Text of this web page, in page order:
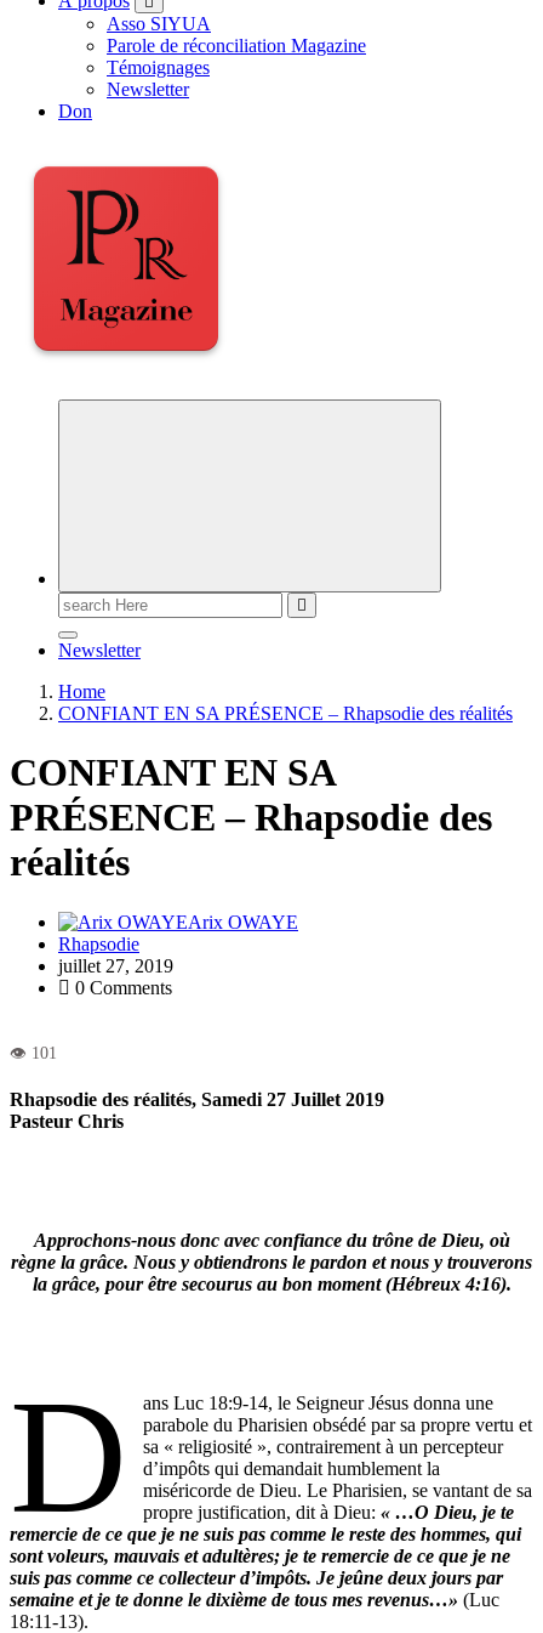
Asso SIYUA
Parole de réconciliation Magazine
Témoignages
Newsletter
Don
Newsletter
Home
CONFIANT EN SA PRÉSENCE – Rhapsodie des réalités
CONFIANT EN SA
PRÉSENCE – Rhapsodie des
réalités
Arix OWAYE
Rhapsodie
juillet 27, 2019
0 Comments
Rhapsodie des réalités, Samedi 27 Juillet 2019
Pasteur Chris
Approchons-nous donc avec confiance du trône de Dieu, où
règne la grâce. Nous y obtiendrons le pardon et nous y trouverons
la grâce, pour être secourus au bon moment (Hébreux 4:16).
D
ans Luc 18:9-14, le Seigneur Jésus donna une
parabole du Pharisien obsédé par sa propre vertu et
sa « religiosité », contrairement à un percepteur
d’impôts qui demandait humblement la
miséricorde de Dieu. Le Pharisien, se vantant de sa
propre justification, dit à Dieu:« …O Dieu, je te
remercie de ce que je ne suis pas comme le reste des hommes, qui
sont voleurs, mauvais et adultères; je te remercie de ce que je ne
suis pas comme ce collecteur d’impôts. Je jeûne deux jours par
semaine et je te donne le dixième de tous mes revenus…» (Luc
18:11-13).